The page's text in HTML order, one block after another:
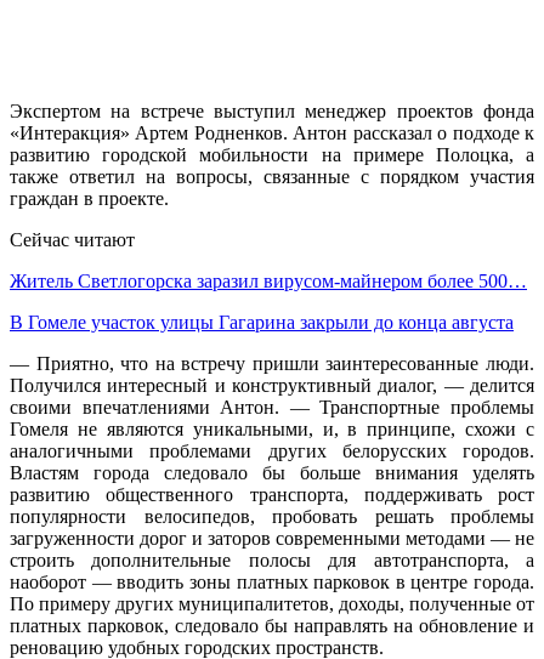
Экспертом на встрече выступил менеджер проектов фонда
«Интеракция» Артем Родненков. Антон рассказал о подходе к
развитию городской мобильности на примере Полоцка, а
также ответил на вопросы, связанные с порядком участия
граждан в проекте.
Сейчас читают
Житель Светлогорска заразил вирусом-майнером более 500…
В Гомеле участок улицы Гагарина закрыли до конца августа
— Приятно, что на встречу пришли заинтересованные люди.
Получился интересный и конструктивный диалог, — делится
своими впечатлениями Антон. — Транспортные проблемы
Гомеля не являются уникальными, и, в принципе, схожи с
аналогичными проблемами других белорусских городов.
Властям города следовало бы больше внимания уделять
развитию общественного транспорта, поддерживать рост
популярности велосипедов, пробовать решать проблемы
загруженности дорог и заторов современными методами — не
строить дополнительные полосы для автотранспорта, а
наоборот — вводить зоны платных парковок в центре города.
По примеру других муниципалитетов, доходы, полученные от
платных парковок, следовало бы направлять на обновление и
реновацию удобных городских пространств.